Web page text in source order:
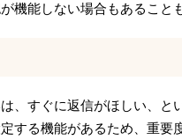
機能しない場合もあること
、すぐに返信がほしい、と
する機能があるため、重要